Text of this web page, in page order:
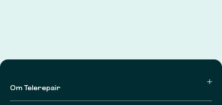
Om Telerepair